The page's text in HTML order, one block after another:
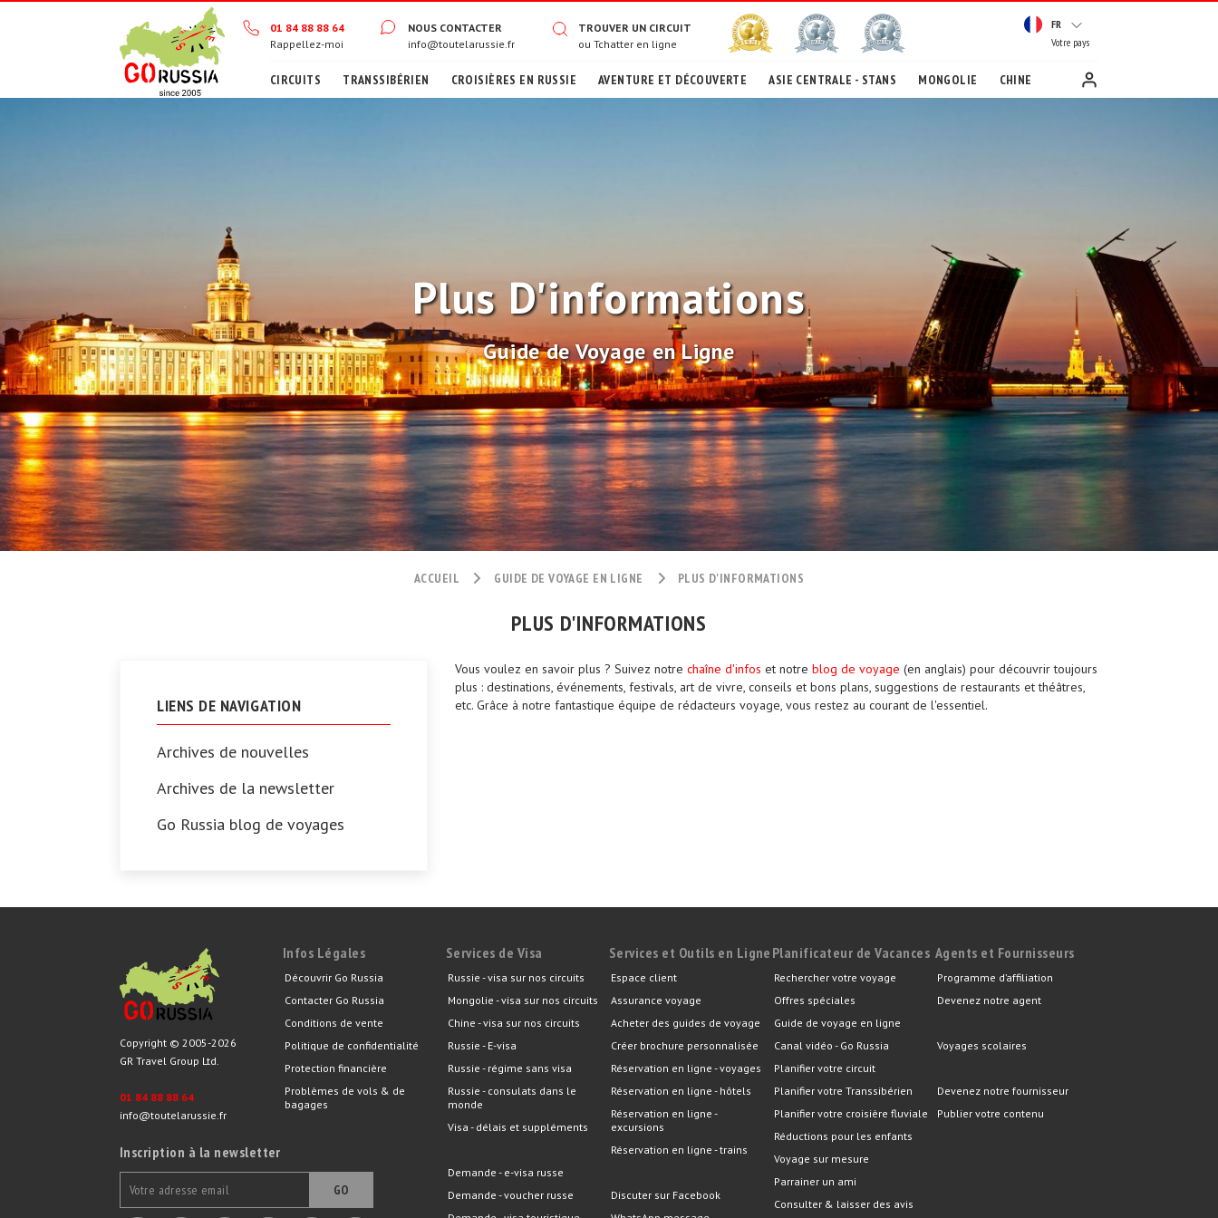
01 84 88 88 64
Rappellez-moi
NOUS CONTACTER
info@toutelarussie.fr
TROUVER UN CIRCUIT
ou Tchatter en ligne
FR
Votre pays
CIRCUITS TRANSSIBÉRIEN CROISIÈRES EN RUSSIE AVENTURE ET DÉCOUVERTE ASIE CENTRALE - STANS MONGOLIE CHINE
Plus D'informations
Guide de Voyage en Ligne
ACCUEIL GUIDE DE VOYAGE EN LIGNE PLUS D'INFORMATIONS
PLUS D'INFORMATIONS
LIENS DE NAVIGATION
Archives de nouvelles
Archives de la newsletter
Go Russia blog de voyages
Vous voulez en savoir plus ? Suivez notre chaîne d'infos et notre blog de voyage (en anglais) pour découvrir toujours
plus : destinations, événements, festivals, art de vivre, conseils et bons plans, suggestions de restaurants et théâtres,
etc. Grâce à notre fantastique équipe de rédacteurs voyage, vous restez au courant de l'essentiel.
Copyright © 2005-2026
GR Travel Group Ltd.
01 84 88 88 64
info@toutelarussie.fr
Inscription à la newsletter
GO
Infos Légales
Découvrir Go Russia
Contacter Go Russia
Conditions de vente
Politique de confidentialité
Protection financière
Problèmes de vols & de
bagages
Services de Visa
Russie - visa sur nos circuits
Mongolie - visa sur nos circuits
Chine - visa sur nos circuits
Russie - E-visa
Russie - régime sans visa
Russie - consulats dans le
monde
Visa - délais et suppléments
Demande - e-visa russe
Demande - voucher russe
Services et Outils en Ligne
Espace client
Assurance voyage
Acheter des guides de voyage
Créer brochure personnalisée
Réservation en ligne - voyages
Réservation en ligne - hôtels
Réservation en ligne -
excursions
Réservation en ligne - trains
Discuter sur Facebook
Planificateur de Vacances
Rechercher votre voyage
Offres spéciales
Guide de voyage en ligne
Canal vidéo - Go Russia
Planifier votre circuit
Planifier votre Transsibérien
Planifier votre croisière fluviale
Réductions pour les enfants
Voyage sur mesure
Parrainer un ami
Consulter & laisser des avis
Agents et Fournisseurs
Programme d’affiliation
Devenez notre agent
Voyages scolaires
Devenez notre fournisseur
Publier votre contenu